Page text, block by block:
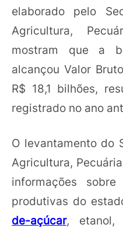
elaborado pelo
Agricultura,
mostram que a
alcançou Valor
R$ 18,1 bilhões,
registrado no ano
O levantamento do
Agricultura,
informações
produtivas do
de-açúcar, etanol,